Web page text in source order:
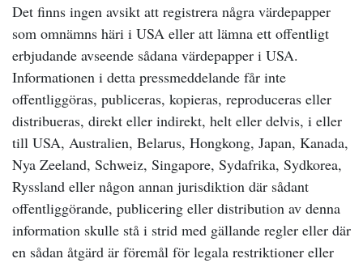
Det finns ingen avsikt att registrera några värdepapper
som omnämns häri i USA eller att lämna ett offentligt
erbjudande avseende sådana värdepapper i USA.
Informationen i detta pressmeddelande får inte
offentliggöras, publiceras, kopieras, reproduceras eller
distribueras, direkt eller indirekt, helt eller delvis, i eller
till USA, Australien, Belarus, Hongkong, Japan, Kanada,
Nya Zeeland, Schweiz, Singapore, Sydafrika, Sydkorea,
Ryssland eller någon annan jurisdiktion där sådant
offentliggörande, publicering eller distribution av denna
information skulle stå i strid med gällande regler eller där
en sådan åtgärd är föremål för legala restriktioner eller